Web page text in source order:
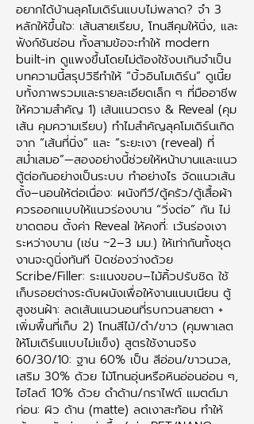
อยากได้บ้านลุคโมเดิร์นแบบไม่พลาด? จำ 3
หลักให้ขึ้นใจ: เส้นสายเรียบ, โทนสีคุมให้นิ่ง, และ
ฟังก์ชันซ่อน ทั้งสามข้อจะทำให้ modern
built-in ดูแพงขึ้นโดยไม่ต้องใช้งบเกินจำเป็น
บทความนี้สรุปวิธีทำให้ “บิ้วอินโมเดิร์น” ดูเนี้ย
บทั้งภาพรวมและรายละเอียดเล็ก ๆ ที่มืออาชีพ
ให้ความสำคัญ 1) เส้นแนวตรง & Reveal (คุม
เส้น คุมความเรียบ) ทำไมสำคัญลุคโมเดิร์นเกิด
จาก “เส้นที่นิ่ง” และ “ระยะเงา (reveal) ที่
สม่ำเสมอ”—สองอย่างนี้ช่วยให้หน้าบานและแนว
ตู้ต่อกันอย่างเป็นระบบ ทำอย่างไร จัดแนวเส้น
ตั้ง–นอนให้ต่อเนื่อง: ผนังทีวี/ตู้ครัว/ตู้เสื้อผ้า
ควรออกแบบให้แนวร่องบาน “วิ่งต่อ” กัน ไม่
ขาดตอน ตั้งค่า Reveal ให้คงที่: เว้นร่องเงา
ระหว่างบาน (เช่น ~2–3 มม.) ให้เท่ากันทั้งชุด
งานจะดูนิ่งทันที ปิดช่องว่างด้วย
Scribe/Filler: ระแนงขอบ–ไม้คิ้วปรับชิด ใช้
เก็บรอยต่างระดับผนังเพื่อให้งานแนบเนียน ตู้
สูงชนฝ้า: ลดเส้นแนวนอนที่รบกวนสายตา +
เพิ่มพื้นที่เก็บ 2) โทนสีไม้/ดำ/ขาว (คุมพาเลต
ให้โมเดิร์นแบบไม่แข็ง) สูตรใช้งานจริง
60/30/10: ฐาน 60% เป็น สีอ่อน/ขาวนวล,
เสริม 30% ด้วย ไม้โทนอุ่นหรือหินอ่อนอ่อน ๆ,
ไฮไลต์ 10% ด้วย ดำด้าน/กราไฟต์ แมตต์มา
ก่อน: ผิว ด้าน (matte) ลดเงาสะท้อน ทำให้